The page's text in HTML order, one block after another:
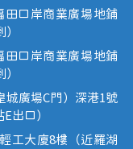
田口岸商業廣場地鋪
田口岸商業廣場地鋪
城廣場C門）深港1號
出口）
工大廈8樓（近羅湖